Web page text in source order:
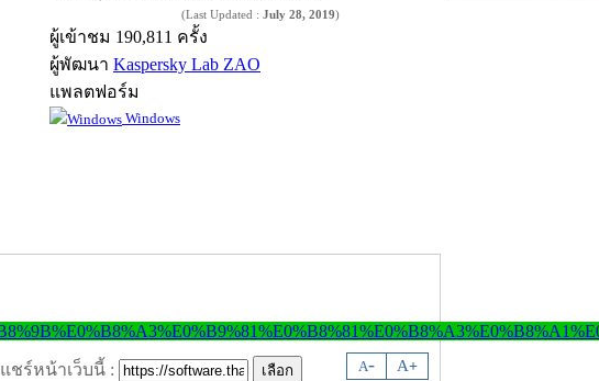
(Last Updated : July 28, 2019)
ผู้เข้าชม 190,811 ครั้ง
ผู้พัฒนา Kaspersky Lab ZAO
แพลตฟอร์ม
Windows
A- A+
แชร์หน้าเว็บนี้ :